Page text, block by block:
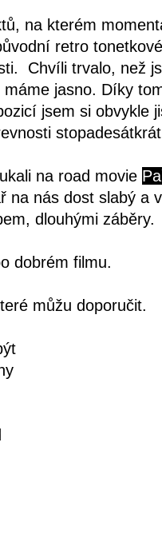
na kterém
retro
Chvíli trvalo, než
máme jasno. Díky
jsem si obvykle
na road movie
na nás dost slabý a
dlouhými záběry.
dobrém filmu.
můžu doporučit.